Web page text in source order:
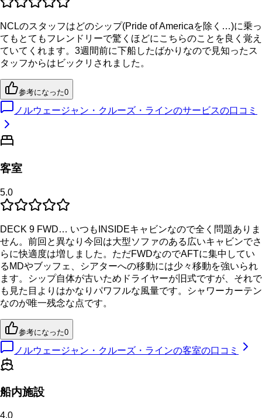
NCLのスタッフはどのシップ(Pride of Americaを除く…)に乗っ
てもとてもフレンドリーで驚くほどにこちらのことを良く覚え
ていてくれます。3週間前に下船したばかりなので見知ったス
タッフからはビックリされました。
参考になった0
ノルウェージャン・クルーズ・ラインのサービスの口コミ
客室
5.0
DECK 9 FWD… いつもINSIDEキャビンなので全く問題ありま
せん。前回と異なり今回は大型ソファのある広いキャビンでさ
らに快適度は増しました。ただFWDなのでAFTに集中してい
るMDやブッフェ、シアターへの移動には少々移動を強いられ
ます。シップ自体が古いためドライヤーが旧式ですが、それで
も見た目よりはかなりパワフルな風量です。シャワーカーテン
なのが唯一残念な点です。
参考になった0
ノルウェージャン・クルーズ・ラインの客室の口コミ
船内施設
4.0